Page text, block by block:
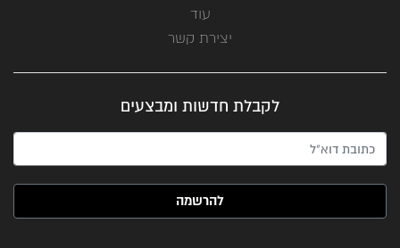
עוד
יצירת קשר
לקבלת חדשות ומבצעים
האימייל שלך (חובה)